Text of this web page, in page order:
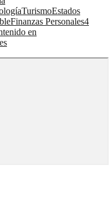
TurismoEstados
Finanzas Personales4
en